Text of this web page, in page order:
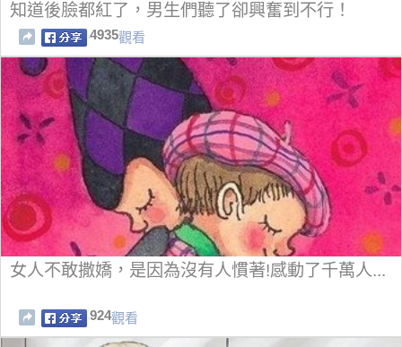
知道後臉都紅了，男生們聽了卻興奮到不行！
4935觀看
女人不敢撒嬌，是因為沒有人慣著!感動了千萬人...
924觀看